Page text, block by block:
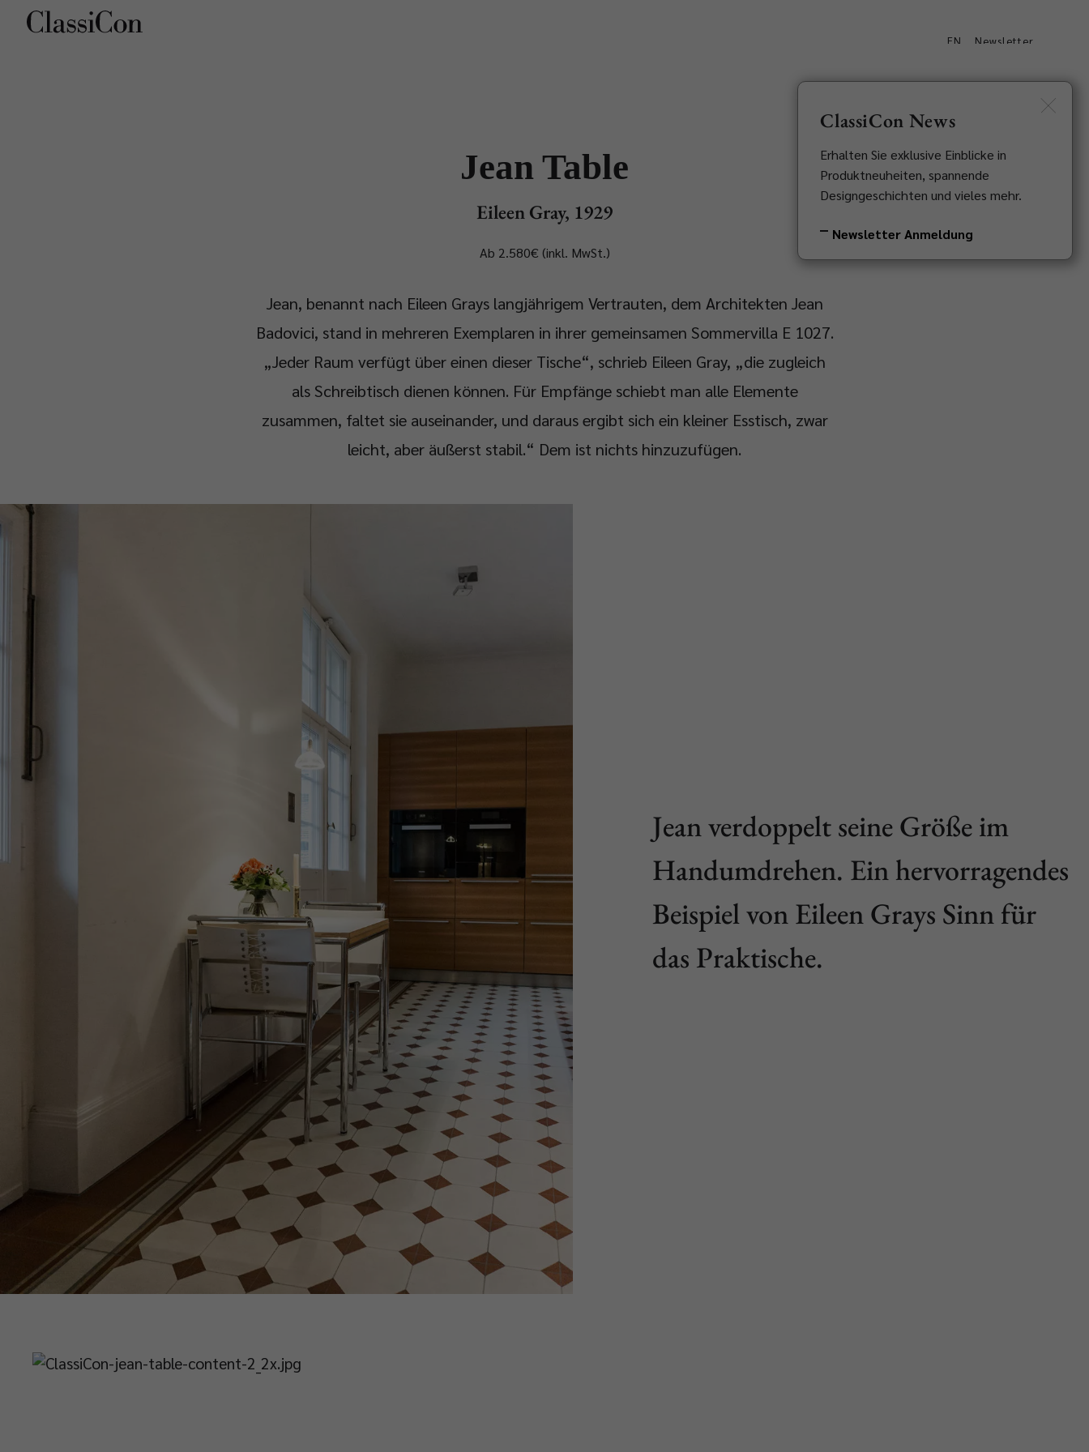
EN Newsletter
Jean Table
Eileen Gray, 1929
Ab 2.580€ (inkl. MwSt.)
Jean, benannt nach Eileen Grays langjährigem Vertrauten, dem Architekten Jean
Badovici, stand in mehreren Exemplaren in ihrer gemeinsamen Sommervilla E 1027.
„Jeder Raum verfügt über einen dieser Tische“, schrieb Eileen Gray, „die zugleich
als Schreibtisch dienen können. Für Empfänge schiebt man alle Elemente
zusammen, faltet sie auseinander, und daraus ergibt sich ein kleiner Esstisch, zwar
leicht, aber äußerst stabil.“ Dem ist nichts hinzuzufügen.
Jean verdoppelt seine Größe im
Handumdrehen. Ein hervorragendes
Beispiel von Eileen Grays Sinn für
das Praktische.
ClassiCon News
Erhalten Sie exklusive Einblicke in
Produktneuheiten, spannende
Designgeschichten und vieles mehr.
Newsletter Anmeldung